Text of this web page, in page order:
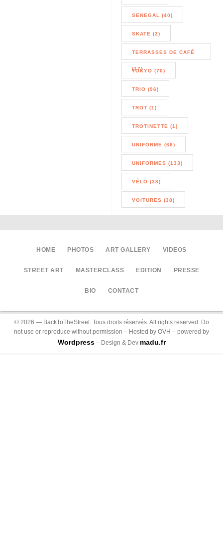
SENEGAL (40)
SKATE (2)
TERRASSES DE CAFÉ
(17)
TOKYO (70)
TRIO (96)
TROT (1)
TROTINETTE (1)
UNIFORME (66)
UNIFORMES (133)
VÉLO (38)
VOITURES (38)
HOME PHOTOS ART GALLERY VIDEOS
STREET ART MASTERCLASS EDITION PRESSE
BIO CONTACT
© 2026 — BackToTheStreet. Tous droits réservés. All rights reserved. Do
not use or reproduce without permission – Hosted by OVH – powered by
Wordpress– Design & Dev madu.fr